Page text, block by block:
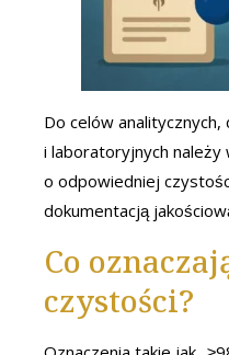
Do celów analitycznych,
i laboratoryjnych
o odpowiedniej
dokumentacją
Co
czystości?